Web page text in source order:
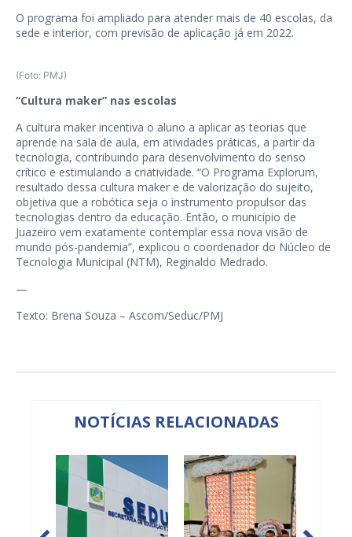
O programa foi ampliado para atender mais de 40 escolas, da
sede e interior, com previsão de aplicação já em 2022.
(Foto: PMJ)
“Cultura maker” nas escolas
A cultura maker incentiva o aluno a aplicar as teorias que
aprende na sala de aula, em atividades práticas, a partir da
tecnologia, contribuindo para desenvolvimento do senso
crítico e estimulando a criatividade. “O Programa Explorum,
resultado dessa cultura maker e de valorização do sujeito,
objetiva que a robótica seja o instrumento propulsor das
tecnologias dentro da educação. Então, o município de
Juazeiro vem exatamente contemplar essa nova visão de
mundo pós-pandemia”, explicou o coordenador do Núcleo de
Tecnologia Municipal (NTM), Reginaldo Medrado.
—
Texto: Brena Souza – Ascom/Seduc/PMJ
NOTÍCIAS RELACIONADAS